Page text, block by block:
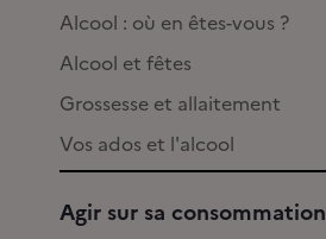
Alcool : où en êtes-vous ?
Alcool et fêtes
Grossesse et allaitement
Vos ados et l'alcool
Agir sur sa consommation